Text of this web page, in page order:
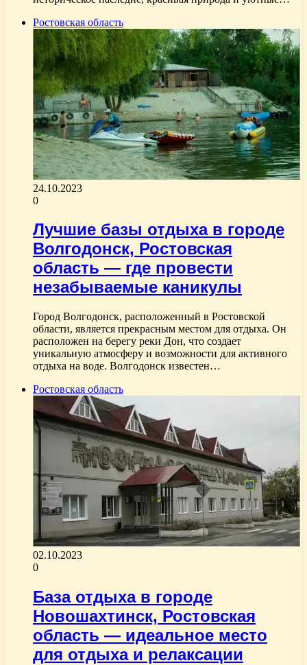
Ростовская область
24.10.2023
0
Лучшие базы отдыха в городе
Волгодонск, Ростовская
область — где провести
незабываемые каникулы
Город Волгодонск, расположенный в Ростовской
области, является прекрасным местом для отдыха. Он
расположен на берегу реки Дон, что создает
уникальную атмосферу и возможности для активного
отдыха на воде. Волгодонск известен…
Ростовская область
02.10.2023
0
База отдыха в городе
Новошахтинск, Ростовская
область — идеальное место
для отдыха и релаксации